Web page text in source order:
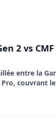
2 vs
entre la
couvrant
le prix.